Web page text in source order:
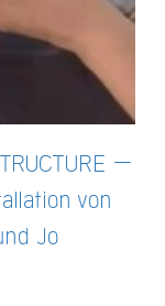
–
von
Jo